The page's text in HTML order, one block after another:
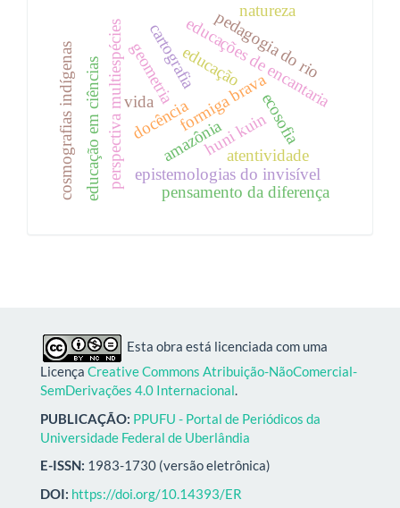
formiga brava
amazônia
educações de encantaria
epistemologias do invisível
educação
perspectiva multiespécies
pensamento da diferença
docência
vida
educação em ciências
pedagogia do rio
ecosofia
cartografia
huni kuin
cosmografias indígenas atentividade
natureza
geometria
Esta obra está licenciada com uma
Licença Creative Commons Atribuição-NãoComercial-
SemDerivações 4.0 Internacional.
PUBLICAÇÃO: PPUFU - Portal de Periódicos da
Universidade Federal de Uberlândia
E-ISSN: 1983-1730 (versão eletrônica)
DOI: https://doi.org/10.14393/ER